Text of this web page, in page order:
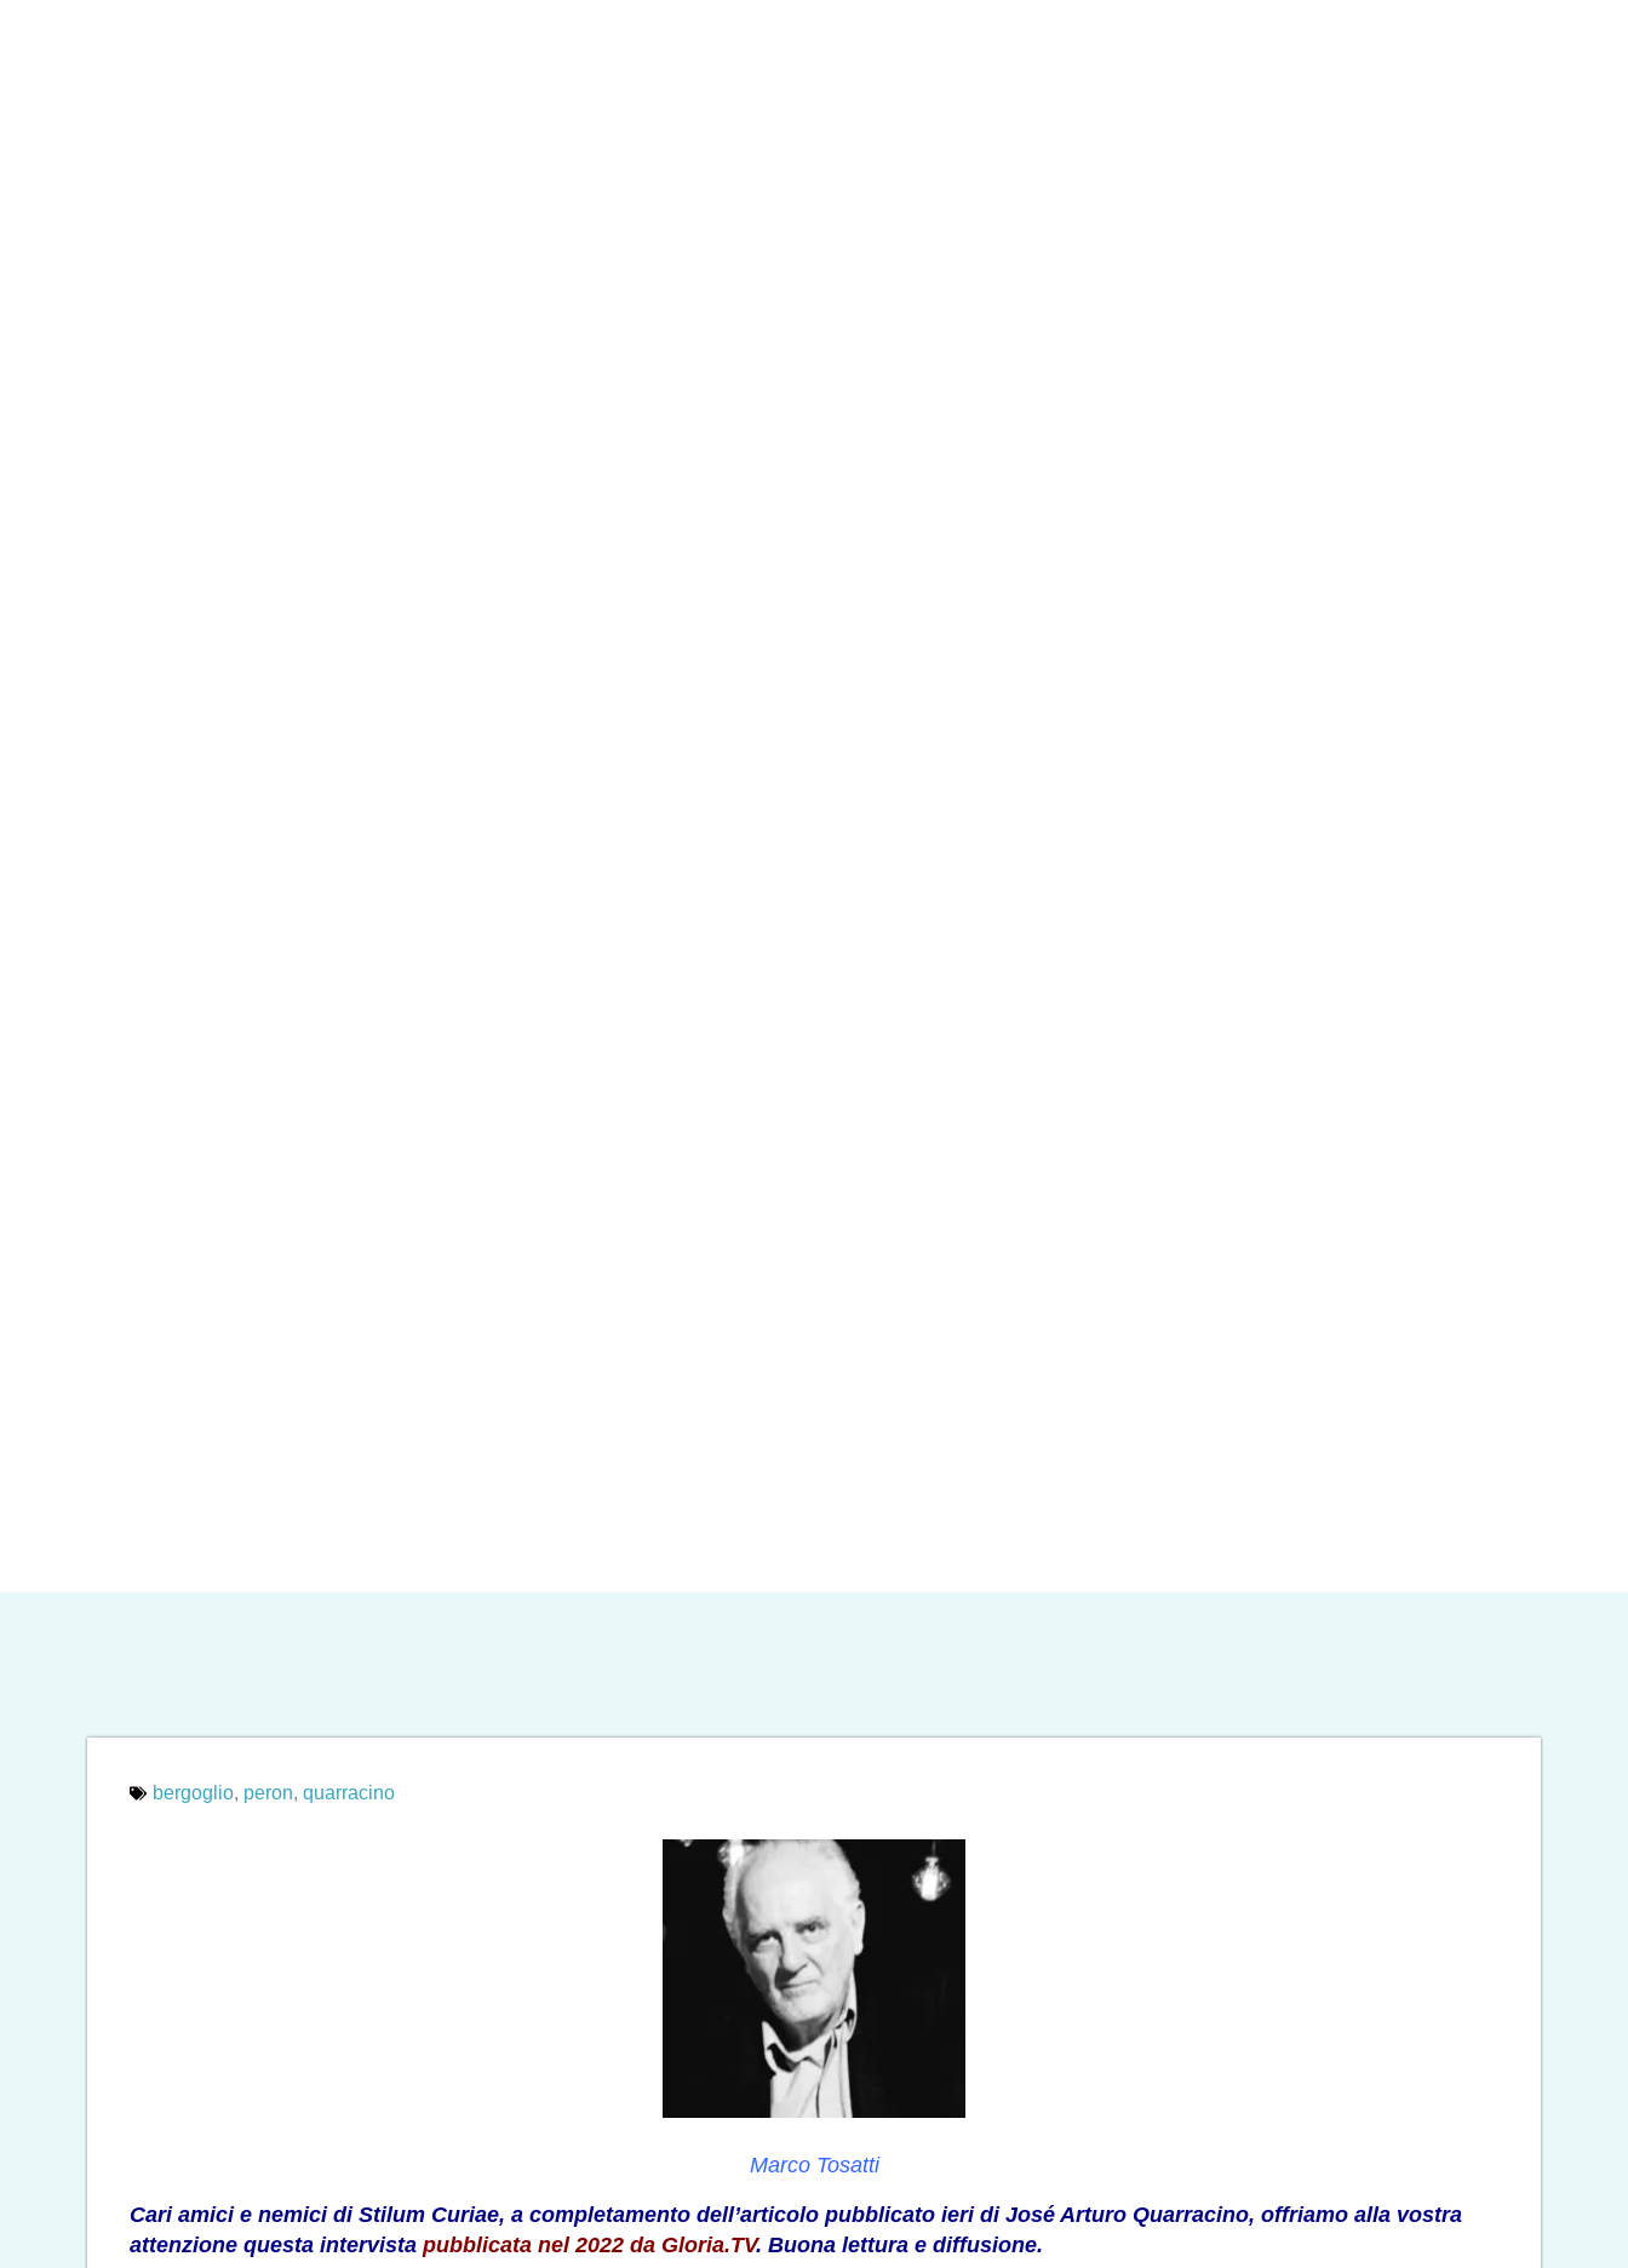
bergoglio, peron, quarracino
Marco Tosatti
Cari amici e nemici di Stilum Curiae, a completamento dell’articolo pubblicato ieri di José Arturo Quarracino, offriamo alla vostra
attenzione questa intervista pubblicata nel 2022 da Gloria.TV. Buona lettura e diffusione.